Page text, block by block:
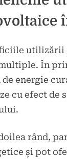
utilizării
În
de energie
cu efect
rând,
și pot